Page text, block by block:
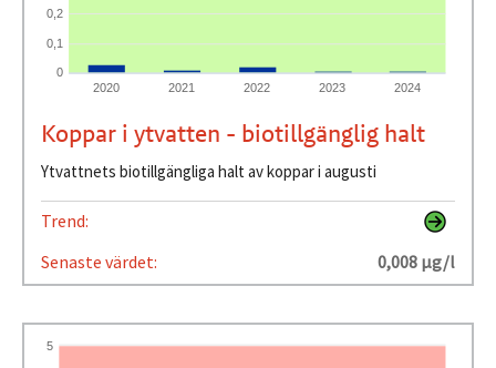
2020 2021 2022 2023 2024
0
0,1
0,2
Koppar i ytvatten - biotillgänglig halt
Ytvattnets biotillgängliga halt av koppar i augusti
Trend:
Senaste värdet:
0,008 µg/l
5